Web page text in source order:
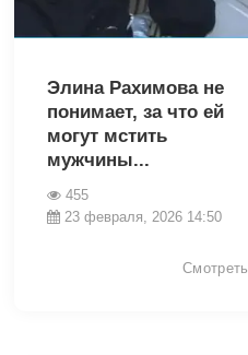
Элина Рахимова не
понимает, за что ей
могут мстить
мужчины...
455
23 февраля, 2026 14:50
Смотреть